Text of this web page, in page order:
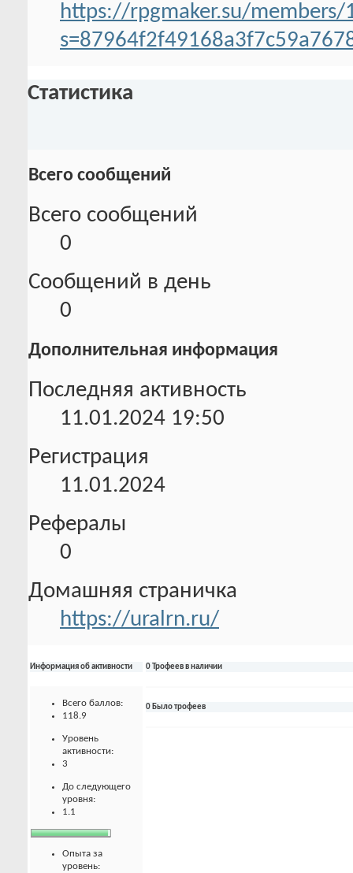
https://rpgmaker.su/members/
Статистика
Всего сообщений
Всего сообщений
0
Сообщений в день
0
Дополнительная информация
Последняя активность
11.01.2024 19:50
Регистрация
11.01.2024
Рефералы
0
Домашняя страничка
https://uralrn.ru/
Информация об активности
Всего баллов:
118.9
Уровень
активности:
3
До следующего
уровня:
1.1
Опыта за
уровень:
0 Трофеев в наличии
0 Было трофеев